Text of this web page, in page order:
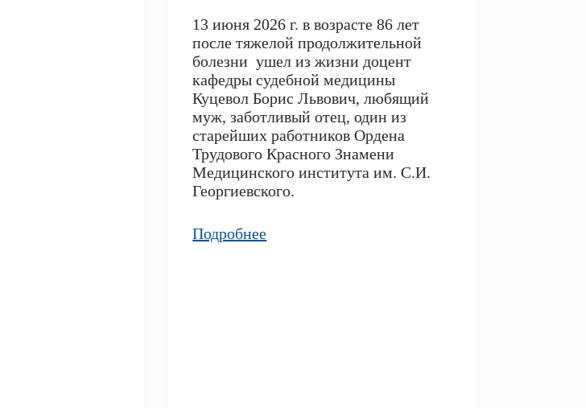
13 июня 2026 г. в возрасте 86 лет
после тяжелой продолжительной
болезни ушел из жизни доцент
кафедры судебной медицины
Куцевол Борис Львович, любящий
муж, заботливый отец, один из
старейших работников Ордена
Трудового Красного Знамени
Медицинского института им. С.И.
Георгиевского.
Подробнее